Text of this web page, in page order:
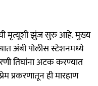
मृत्यूशी झुंज सुरु आहे. मुख्य
अंबी पोलीस स्टेशनमध्ये
तिघांना अटक करण्यात
प्रकरणातून ही मारहाण